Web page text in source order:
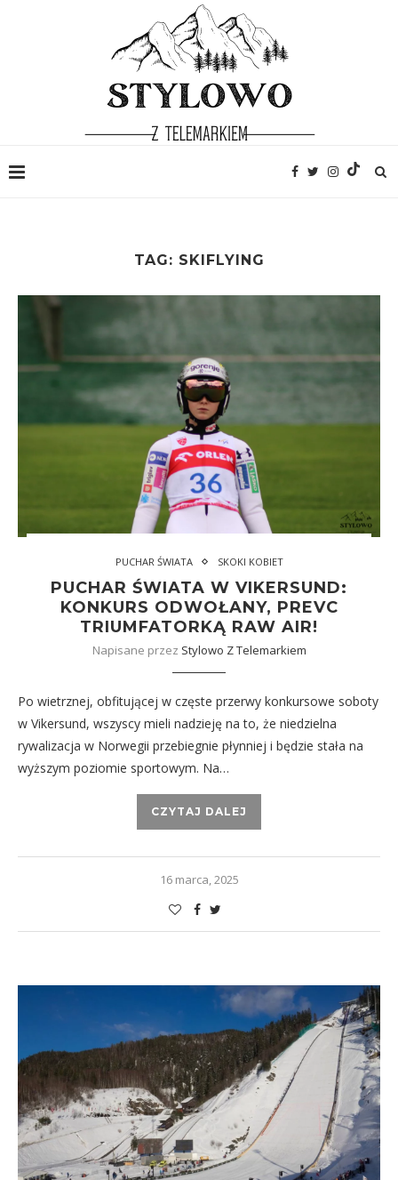
TAG: SKIFLYING
PUCHAR ŚWIATA SKOKI KOBIET
PUCHAR ŚWIATA W VIKERSUND:
KONKURS ODWOŁANY, PREVC
TRIUMFATORKĄ RAW AIR!
Napisane przez Stylowo Z Telemarkiem
Po wietrznej, obfitującej w częste przerwy konkursowe soboty
w Vikersund, wszyscy mieli nadzieję na to, że niedzielna
rywalizacja w Norwegii przebiegnie płynniej i będzie stała na
wyższym poziomie sportowym. Na…
CZYTAJ DALEJ
16 marca, 2025